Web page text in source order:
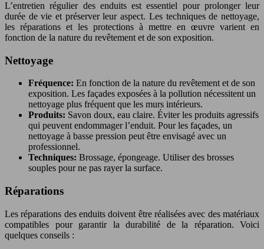
L’entretien régulier des enduits est essentiel pour prolonger leur
durée de vie et préserver leur aspect. Les techniques de nettoyage,
les réparations et les protections à mettre en œuvre varient en
fonction de la nature du revêtement et de son exposition.
Nettoyage
Fréquence: En fonction de la nature du revêtement et de son
exposition. Les façades exposées à la pollution nécessitent un
nettoyage plus fréquent que les murs intérieurs.
Produits: Savon doux, eau claire. Éviter les produits agressifs
qui peuvent endommager l’enduit. Pour les façades, un
nettoyage à basse pression peut être envisagé avec un
professionnel.
Techniques: Brossage, épongeage. Utiliser des brosses
souples pour ne pas rayer la surface.
Réparations
Les réparations des enduits doivent être réalisées avec des matériaux
compatibles pour garantir la durabilité de la réparation. Voici
quelques conseils :